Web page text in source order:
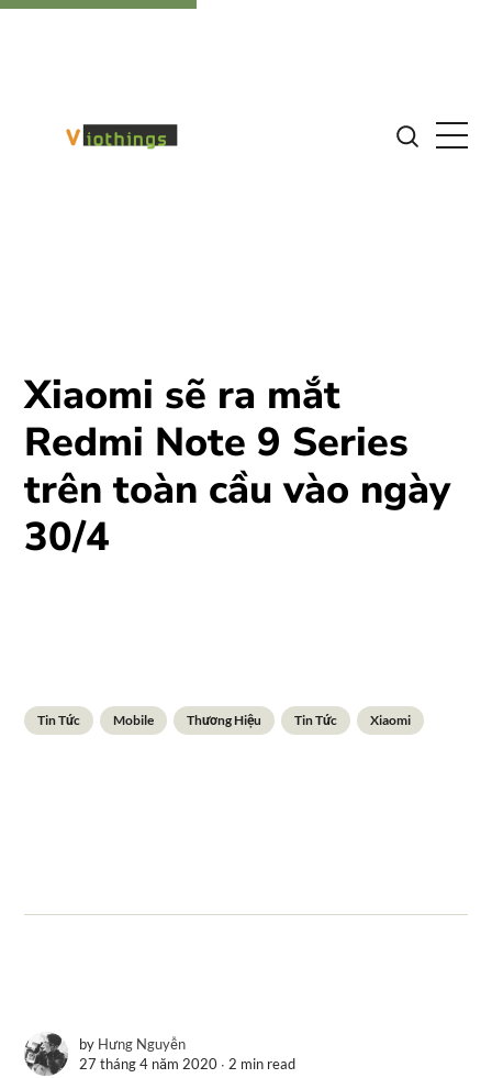
Xiaomi sẽ ra mắt
Redmi Note 9 Series
trên toàn cầu vào ngày
30/4
Tin Tức Mobile Thương Hiệu Tin Tức Xiaomi
by Hưng Nguyễn
27 tháng 4 năm 2020 ∙ 2 min read